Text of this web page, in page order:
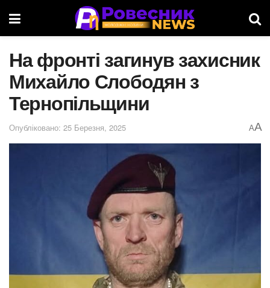
На фронті загинув захисник
Михайло Слободян з
Тернопільщини
Опубліковано: 25 Березня, 2025 AA